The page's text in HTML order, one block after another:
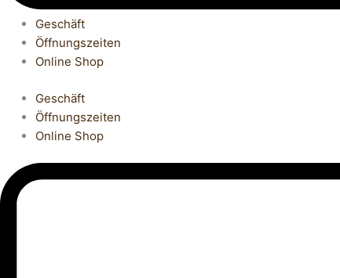
Geschäft
Öffnungszeiten
Online Shop
Geschäft
Öffnungszeiten
Online Shop